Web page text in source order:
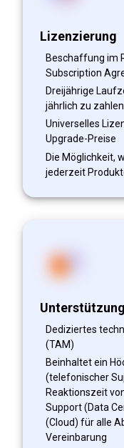
Lizenzierung
Beschaffung im
Subscription
Dreijährige
jährlich zu zahlen
Universelles
Upgrade-Preise
Die Möglichkeit,
jederzeit
Dediziertes
(TAM)
Beinhaltet ein
(telefonischer
Reaktionszeit
Support (Data
(Cloud) für alle
Vereinbarung